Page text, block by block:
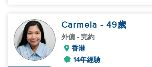
Carmela - 49歲
外傭 - 完約
香港
14年經驗